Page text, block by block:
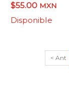
$55.00 MXN
Disponible
< Ant